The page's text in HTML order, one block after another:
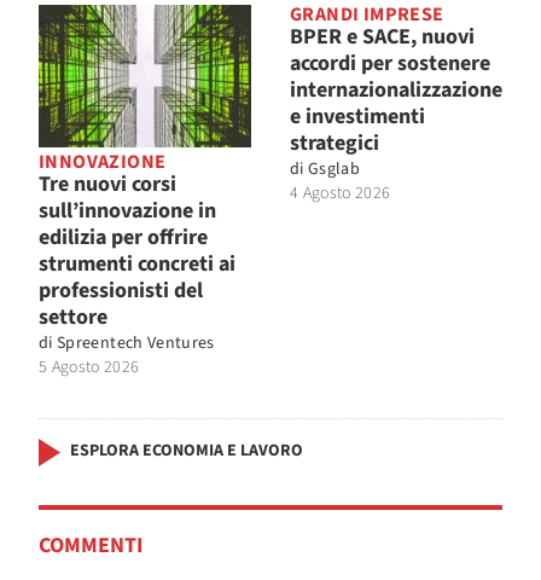
INNOVAZIONE
Tre nuovi corsi
sull’innovazione in
edilizia per offrire
strumenti concreti ai
professionisti del
settore
di Spreentech Ventures
5 Agosto 2026
GRANDI IMPRESE
BPER e SACE, nuovi
accordi per sostenere
internazionalizzazione
e investimenti
strategici
di Gsglab
4 Agosto 2026
ESPLORA ECONOMIA E LAVORO
COMMENTI